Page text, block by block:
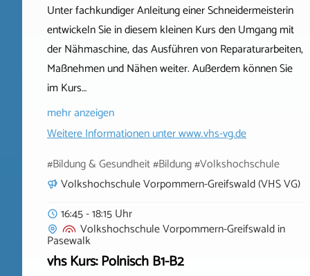
Unter fachkundiger Anleitung einer Schneidermeisterin
entwickeln Sie in diesem kleinen Kurs den Umgang mit
der Nähmaschine, das Ausführen von Reparaturarbeiten,
Maßnehmen und Nähen weiter. Außerdem können Sie
im Kurs…
mehr anzeigen
Weitere Informationen unterwww.vhs-vg.de
#Bildung & Gesundheit #Bildung #Volkshochschule
Volkshochschule Vorpommern-Greifswald (VHS VG)
16:45 - 18:15 Uhr
Volkshochschule Vorpommern-Greifswaldin
Pasewalk
vhs Kurs: Polnisch B1-B2